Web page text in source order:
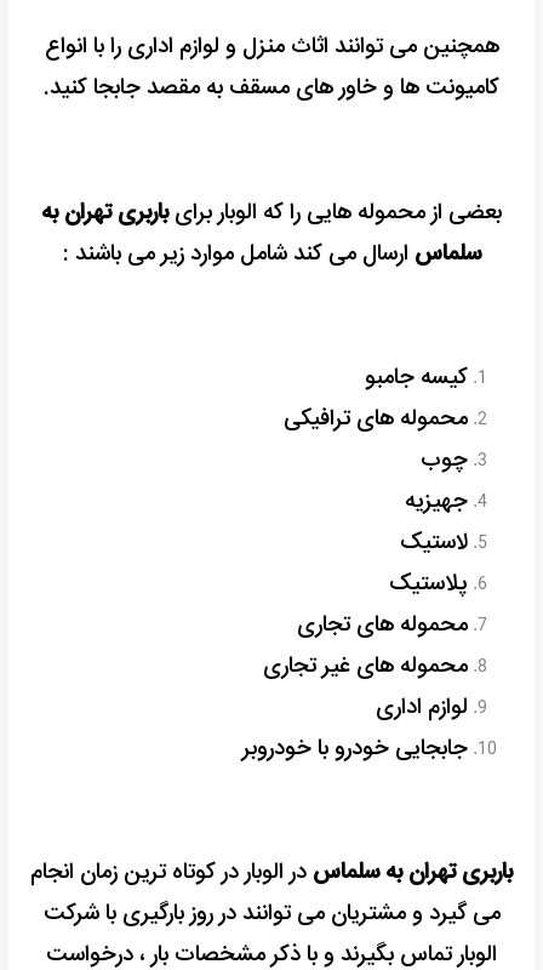
همچنین می توانند اثاث منزل و لوازم اداری را با انواع
کامیونت ها و خاور های مسقف به مقصد جابجا کنید.
بعضی از محموله هایی را که الوبار برایباربری تهران به
سلماس ارسال می کند شامل موارد زیر می باشند :
کیسه جامبو
محموله های ترافیکی
چوب
جهیزیه
لاستیک
پلاستیک
محموله های تجاری
محموله های غیر تجاری
لوازم اداری
جابجایی خودرو با خودروبر
باربری تهران به سلماس در الوبار در کوتاه ترین زمان انجام
می گیرد و مشتریان می توانند در روز بارگیری با شرکت
الوبار تماس بگیرند و با ذکر مشخصات بار ، درخواست